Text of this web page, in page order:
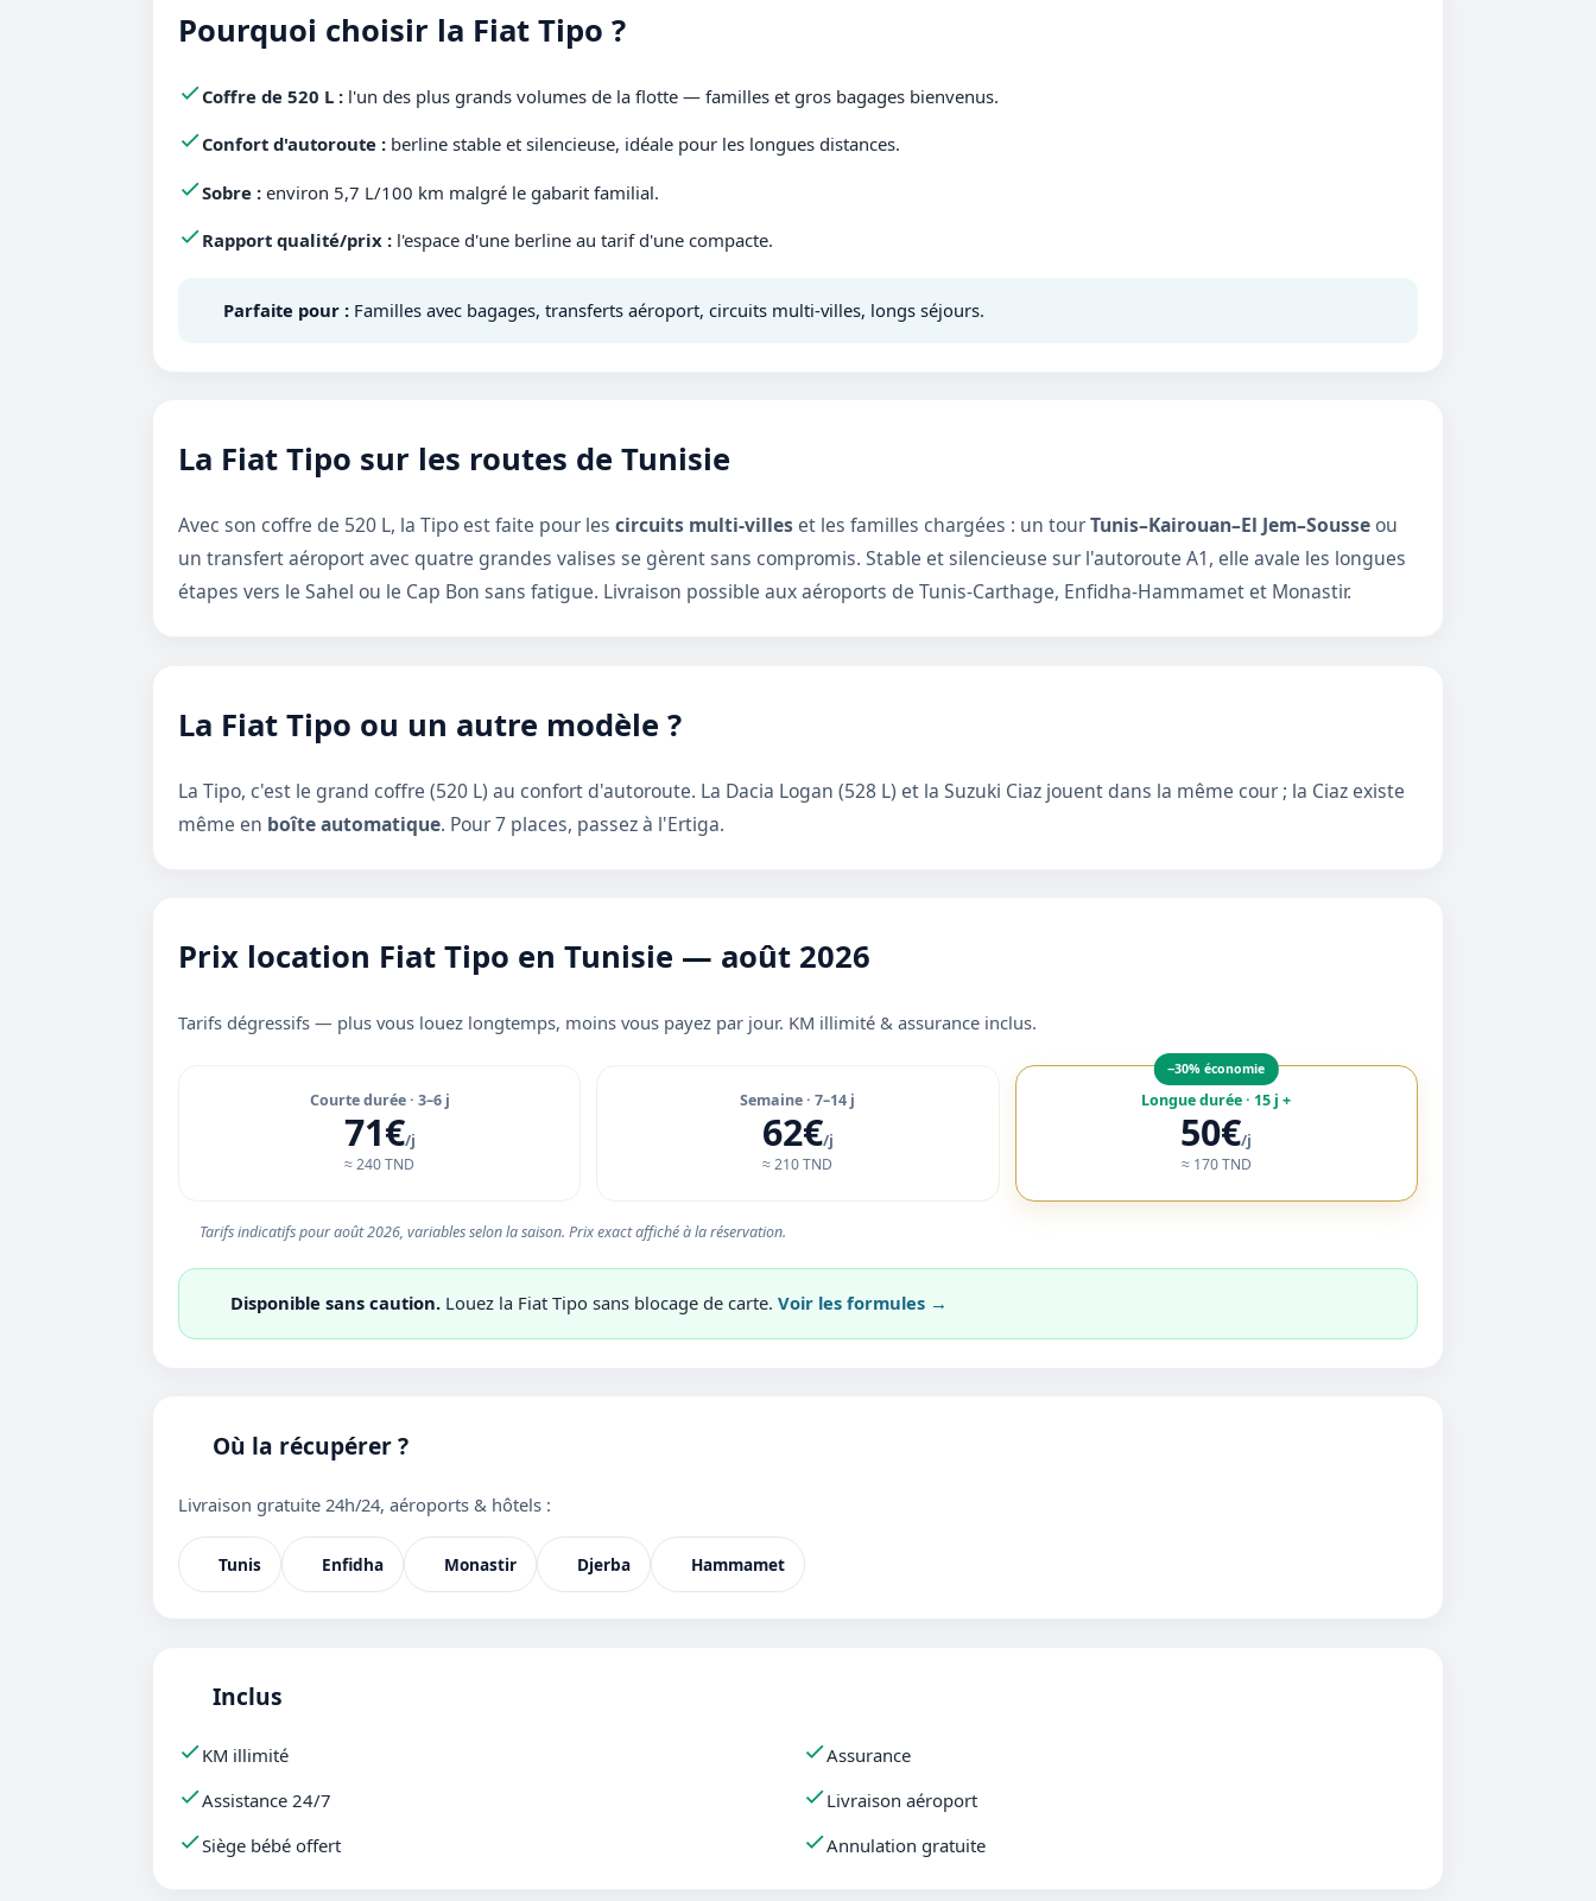
Pourquoi choisir la Fiat Tipo ?
Coffre de 520 L :l'un des plus grands volumes de la flotte — familles et gros bagages bienvenus.
Confort d'autoroute :berline stable et silencieuse, idéale pour les longues distances.
Sobre :environ 5,7 L/100 km malgré le gabarit familial.
Rapport qualité/prix :l'espace d'une berline au tarif d'une compacte.
Parfaite pour : Familles avec bagages, transferts aéroport, circuits multi-villes, longs séjours.
La Fiat Tipo sur les routes de Tunisie
Avec son coffre de 520 L, la Tipo est faite pour les circuits multi-villeset les familles chargées : un tourTunis–Kairouan–El Jem–Sousseou
un transfert aéroport avec quatre grandes valises se gèrent sans compromis. Stable et silencieuse sur l'autoroute A1, elle avale les longues
étapes vers le Sahel ou le Cap Bon sans fatigue. Livraison possible aux aéroports de Tunis-Carthage, Enfidha-Hammamet et Monastir.
La Fiat Tipo ou un autre modèle ?
La Tipo, c'est le grand coffre (520 L) au confort d'autoroute. La Dacia Logan (528 L) et la Suzuki Ciazjouent dans la même cour ; la Ciaz existe
même en boîte automatique. Pour 7 places, passez à l'Ertiga.
Prix location Fiat Tipo en Tunisie — août 2026
Tarifs dégressifs — plus vous louez longtemps, moins vous payez par jour. KM illimité & assurance inclus.
Courte durée · 3–6 j
71€/j
≈ 240 TND
Semaine · 7–14 j
62€/j
≈ 210 TND
−30% économie
Longue durée · 15 j +
50€/j
≈ 170 TND
Tarifs indicatifs pour août 2026, variables selon la saison. Prix exact affiché à la réservation.
Disponible sans caution. Louez la Fiat Tipo sans blocage de carte.Voir les formules →
Où la récupérer ?
Livraison gratuite 24h/24, aéroports & hôtels :
Tunis Enfidha Monastir Djerba Hammamet
Inclus
KM illimité
Assurance
Assistance 24/7
Livraison aéroport
Siège bébé offert
Annulation gratuite